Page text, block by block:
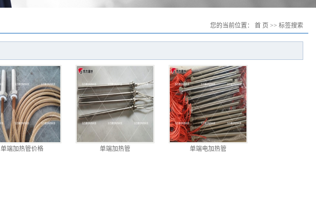
您的当前位置： 首 页 >> 标签搜索
单端加热管价格 单端加热管 单端电加热管